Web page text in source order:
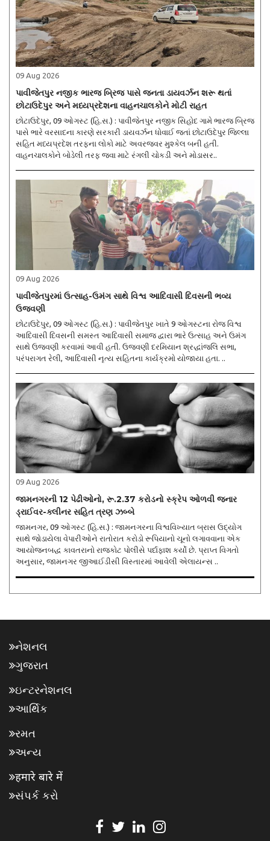
09 Aug 2026
પાવીજેતપુર નજીક ભારજ બ્રિજ પાસે જનતા ડાયવર્ઝન શરૂ થતાં
છોટાઉદેપુર અને મધ્યપ્રદેશના વાહનચાલકોને મોટી રાહત
છોટાઉદેપુર, 09 ઓગસ્ટ (હિ.સ.) : પાવીજેતપુર નજીક સિહોદ ગામે ભારજ બ્રિજ
પાસે ભારે વરસાદના કારણે સરકારી ડાયવર્ઝન ધોવાઈ જતાં છોટાઉદેપુર જિલ્લા
સહિત મધ્યપ્રદેશ તરફના લોકો માટે અવરજવર મુશ્કેલ બની હતી.
વાહનચાલકોને બોડેલી તરફ જવા માટે રંગલી ચોકડી અને મોડાસર..
09 Aug 2026
પાવીજેતપુરમાં ઉત્સાહ-ઉમંગ સાથે વિશ્વ આદિવાસી દિવસની ભવ્ય
ઉજવણી
છોટાઉદેપુર, 09 ઓગસ્ટ (હિ.સ.) : પાવીજેતપુર ખાતે 9 ઓગસ્ટના રોજ વિશ્વ
આદિવાસી દિવસની સમસ્ત આદિવાસી સમાજ દ્વારા ભારે ઉત્સાહ અને ઉમંગ
સાથે ઉજવણી કરવામાં આવી હતી. ઉજવણી દરમિયાન શ્રદ્ધાંજલિ સભા,
પરંપરાગત રેલી, આદિવાસી નૃત્ય સહિતના કાર્યક્રમો યોજાયા હતા. ..
09 Aug 2026
જામનગરની 12 પેઢીઓનો, રૂ.2.37 કરોડનો સ્ક્રેપ ઓળવી જનાર
ડ્રાઈવર-ક્લીનર સહિત ત્રણ ઝબ્બે
જામનગર, 09 ઓગસ્ટ (હિ.સ.) : જામનગરના વિશ્વવિખ્યાત બ્રાસ ઉદ્યોગ
સાથે જોડાયેલા વેપારીઓને રાતોરાત કરોડો રૂપિયાનો ચૂનો લગાવવાના એક
આયોજનબદ્ધ કાવતરાનો રાજકોટ પોલીસે પર્દાફાશ કર્યો છે. પ્રાપ્ત વિગતો
અનુસાર, જામનગર જીઆઈડીસી વિસ્તારમાં આવેલી એલાયન્સ ..
નેશનલ
ગુજરાત
ઇન્ટરનેશનલ
આર્થિક
રમત
અન્ય
हमारे बारे में
સંપર્ક કરો